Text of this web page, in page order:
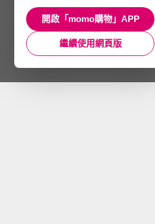
開啟「momo購物」APP
繼續使用網頁版